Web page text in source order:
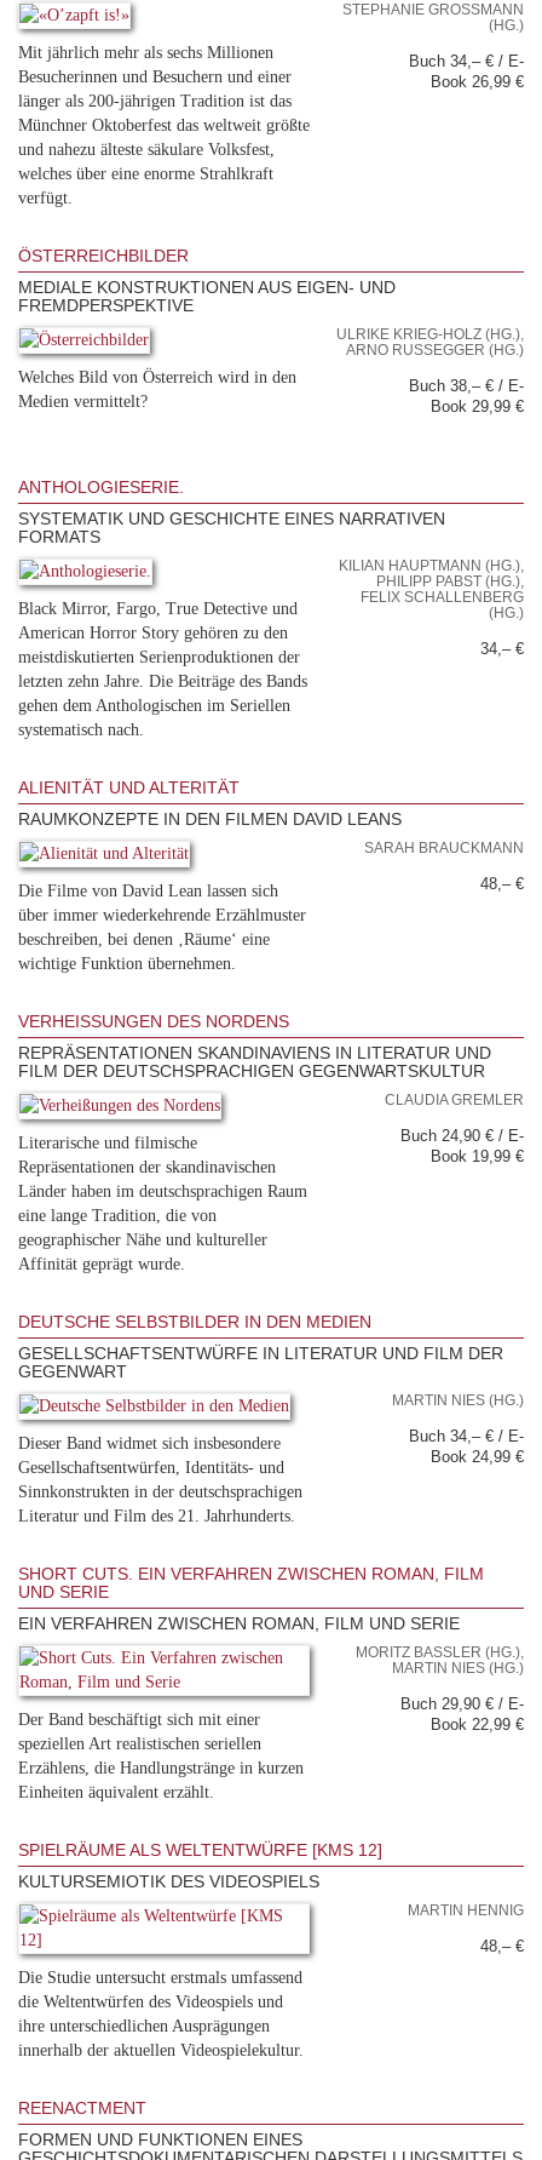
Mit jährlich mehr als sechs Millionen
Besucherinnen und Besuchern und einer
länger als 200-jährigen Tradition ist das
Münchner Oktoberfest das weltweit größte
und nahezu älteste säkulare Volksfest,
welches über eine enorme Strahlkraft
verfügt.
STEPHANIE GROSSMANN (
HG.)
Buch 34,– € / E-
Book 26,99 €
ÖSTERREICHBILDER
MEDIALE KONSTRUKTIONEN AUS EIGEN- UND
FREMDPERSPEKTIVE
Welches Bild von Österreich wird in den
Medien vermittelt?
ULRIKE KRIEG-HOLZ (HG.),
ARNO RUSSEGGER (HG.)
Buch 38,– € / E-
Book 29,99 €
ANTHOLOGIESERIE.
SYSTEMATIK UND GESCHICHTE EINES NARRATIVEN
FORMATS
Black Mirror, Fargo, True Detective und
American Horror Story gehören zu den
meistdiskutierten Serienproduktionen der
letzten zehn Jahre. Die Beiträge des Bands
gehen dem Anthologischen im Seriellen
systematisch nach.
KILIAN HAUPTMANN (HG.),
PHILIPP PABST (HG.),
FELIX SCHALLENBERG
(HG.)
34,– €
ALIENITÄT UND ALTERITÄT
RAUMKONZEPTE IN DEN FILMEN DAVID LEANS
Die Filme von David Lean lassen sich
über immer wiederkehrende Erzählmuster
beschreiben, bei denen ‚Räume‘ eine
wichtige Funktion übernehmen.
SARAH BRAUCKMANN
48,– €
VERHEISSUNGEN DES NORDENS
REPRÄSENTATIONEN SKANDINAVIENS IN LITERATUR UND
FILM DER DEUTSCHSPRACHIGEN GEGENWARTSKULTUR
Literarische und filmische
Repräsentationen der skandinavischen
Länder haben im deutschsprachigen Raum
eine lange Tradition, die von
geographischer Nähe und kultureller
Affinität geprägt wurde.
CLAUDIA GREMLER
Buch 24,90 € / E-
Book 19,99 €
DEUTSCHE SELBSTBILDER IN DEN MEDIEN
GESELLSCHAFTSENTWÜRFE IN LITERATUR UND FILM DER
GEGENWART
Dieser Band widmet sich insbesondere
Gesellschaftsentwürfen, Identitäts- und
Sinnkonstrukten in der deutschsprachigen
Literatur und Film des 21. Jahrhunderts.
MARTIN NIES (HG.)
Buch 34,– € / E-
Book 24,99 €
SHORT CUTS. EIN VERFAHREN ZWISCHEN ROMAN, FILM
UND SERIE
EIN VERFAHREN ZWISCHEN ROMAN, FILM UND SERIE
Der Band beschäftigt sich mit einer
speziellen Art realistischen seriellen
Erzählens, die Handlungstränge in kurzen
Einheiten äquivalent erzählt.
MORITZ BASSLER (HG.), M
ARTIN NIES (HG.)
Buch 29,90 € / E-
Book 22,99 €
SPIELRÄUME ALS WELTENTWÜRFE [KMS 12]
KULTURSEMIOTIK DES VIDEOSPIELS
Die Studie untersucht erstmals umfassend
die Weltentwürfen des Videospiels und
ihre unterschiedlichen Ausprägungen
innerhalb der aktuellen Videospielekultur.
MARTIN HENNIG
48,– €
REENACTMENT
FORMEN UND FUNKTIONEN EINES